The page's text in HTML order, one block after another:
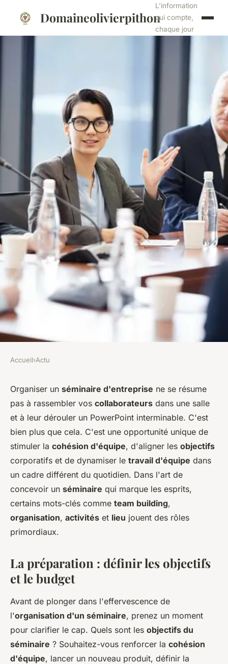
Domaineolivierpithon
L'information
qui compte,
chaque jour
Comment organiser un
séminaire d'entreprise
efficace et motivant?
léonne•19 décembre 2023•2 min de lecture
Accueil›Actu
Organiser un séminaire d'entreprise ne se résume
pas à rassembler vos collaborateurs dans une salle
et à leur dérouler un PowerPoint interminable. C'est
bien plus que cela. C'est une opportunité unique de
stimuler la cohésion d'équipe, d'aligner les objectifs
corporatifs et de dynamiser le travail d'équipe dans
un cadre différent du quotidien. Dans l'art de
concevoir un séminaire qui marque les esprits,
certains mots-clés comme team building,
organisation, activités et lieu jouent des rôles
primordiaux.
La préparation : définir les objectifs
et le budget
Avant de plonger dans l'effervescence de
l'organisation d'un séminaire, prenez un moment
pour clarifier le cap. Quels sont les objectifs du
séminaire ? Souhaitez-vous renforcer la cohésion
d'équipe, lancer un nouveau produit, définir la